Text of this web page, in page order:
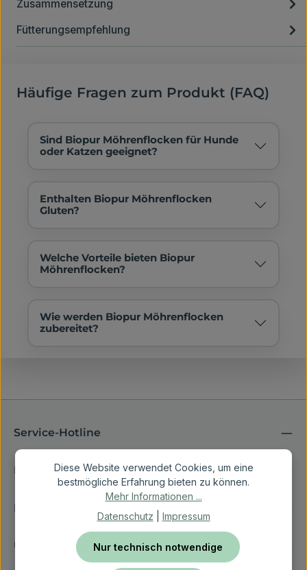
Zusammensetzung
Fütterungsempfehlung
Häufige Fragen zum Produkt (FAQ)
Sind Biopur Möhrenflocken für Hunde
oder Katzen geeignet?
Enthalten Biopur Möhrenflocken
Gluten?
Welche Vorteile bieten Biopur
Möhrenflocken?
Wie werden Biopur Möhrenflocken
zubereitet?
Service-Hotline
Ernährungsberatung
Rechtliches
Über Vetfoodcoach
Diese Website verwendet Cookies, um eine
bestmögliche Erfahrung bieten zu können.
Mehr Informationen ...
Datenschutz
Impressum
Nur technisch notwendige